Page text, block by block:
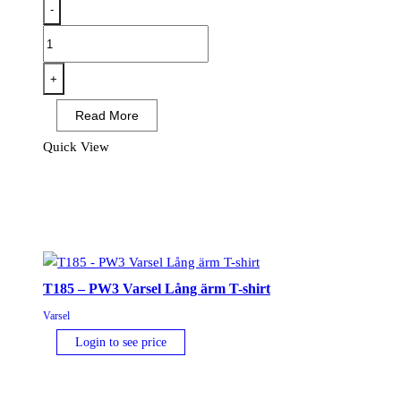
-
PW3
Hi-
Executive
+
Read More
Quick View
T185 – PW3 Varsel Lång ärm T-shirt
Varsel
Login to see price